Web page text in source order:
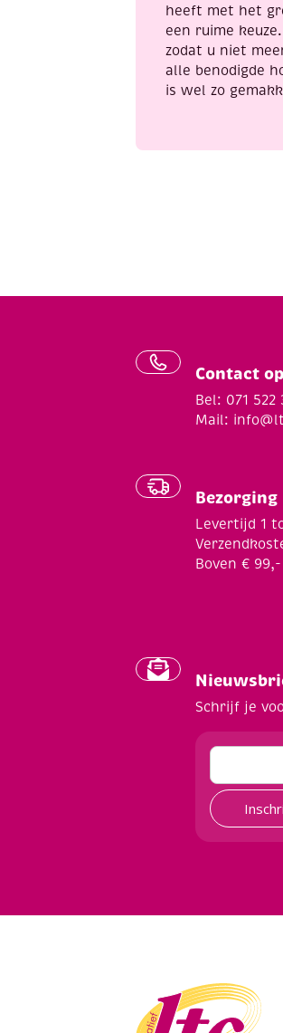
heeft met het
een ruime
zodat u niet
alle benodigde
is wel zo
Contact
Bel: 071 522
Mail:
Bezorging
Levertijd 1
Boven €
Schrijf je